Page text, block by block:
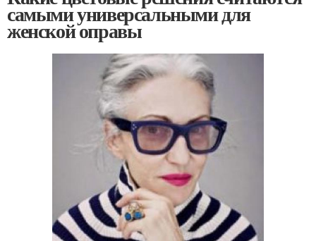
самыми универсальными для
женской оправы